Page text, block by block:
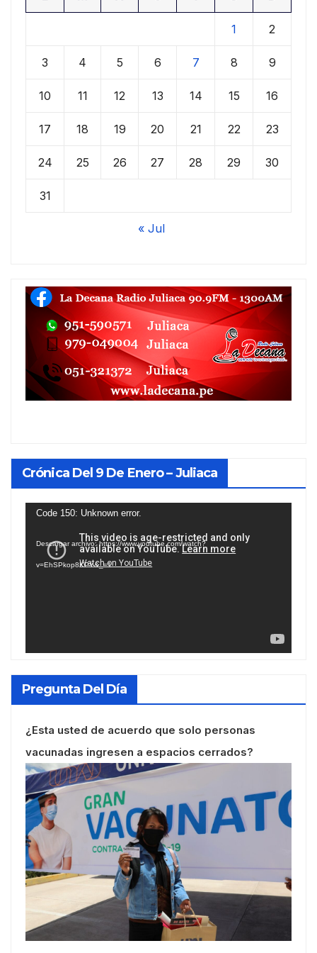
1 2
3 4 5 6 7 8 9
10 11 12 13 14 15 16
17 18 19 20 21 22 23
24 25 26 27 28 29 30
31
« Jul
Crónica Del 9 De Enero – Juliaca
Reproductor
vídeo
Code 150: Unknown error.
Descargar archivo: https://www.youtube.com/watch?
v=EhSPkop8KPY&_=1
Pregunta Del Día
¿Esta usted de acuerdo que solo personas
vacunadas ingresen a espacios cerrados?